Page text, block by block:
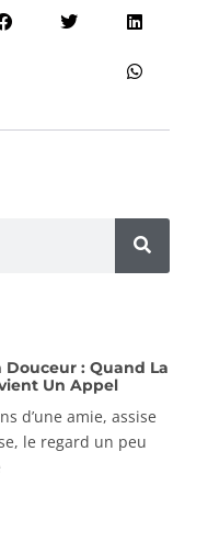
Douceur : Quand La
Un Appel
d’une amie, assise
le regard un peu